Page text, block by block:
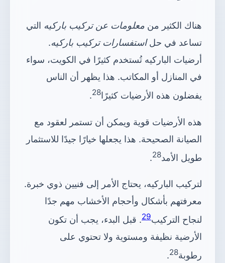
هناك الكثير من معلومات عن تركيب باركيه التي
تساعد في حلاستفسارات تركيب باركيه.
أرضيات الباركيه تُستخدم كثيرًا في الكويت، سواء
في المنازل أو المكاتب. هذا يظهر أن الناس
يفضلون هذه الأرضيات كثيرًا28
.
هذه الأرضيات قوية ويمكن أن تستمر لعقود مع
الصيانة الصحيحة. هذا يجعلها خيارًا جيدًا للاستثمار
طويل الأمد28
.
لتركيب الباركيه، يحتاج الأمر إلى فنيين ذوي خبرة.
معرفتهم بأشكال وأحجام الأخشاب مهم جدًا
لنجاح التركيب29. قبل البدء، يجب أن تكون
الأرضية نظيفة ومستوية ولا تحتوي على
رطوبة28
.